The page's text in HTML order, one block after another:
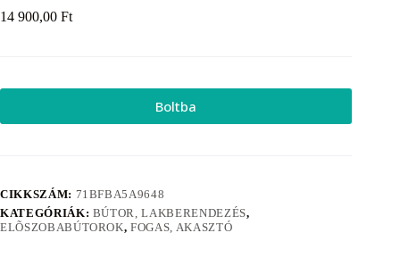
14 900,00 Ft
Boltba
CIKKSZÁM: 71BFBA5A9648
KATEGÓRIÁK: BÚTOR, LAKBERENDEZÉS,
ELÕSZOBABÚTOROK,FOGAS, AKASZTÓ